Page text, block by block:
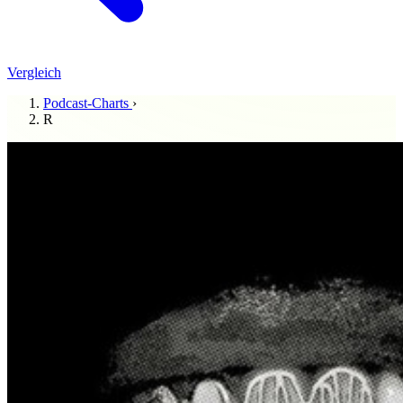
Vergleich
Podcast-Charts ›
R